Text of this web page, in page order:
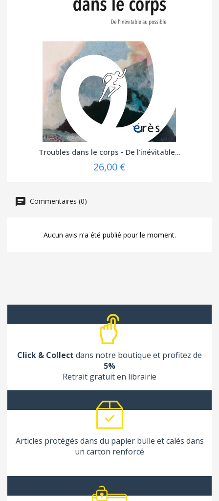
Troubles dans le corps - De l'inévitable...
26,00 €
Commentaires (0)
Aucun avis n'a été publié pour le moment.
Click & Collect dans notre boutique et profitez de
5%
Retrait gratuit en librairie
Articles protégés dans du papier bulle et calés dans
un carton renforcé